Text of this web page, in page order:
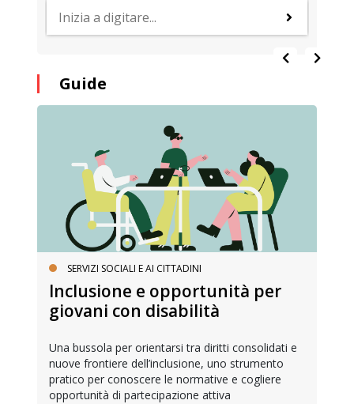
Guide
SERVIZI SOCIALI E AI CITTADINI
Inclusione e opportunità per
giovani con disabilità
Una bussola per orientarsi tra diritti consolidati e
nuove frontiere dell’inclusione, uno strumento
pratico per conoscere le normative e cogliere
opportunità di partecipazione attiva